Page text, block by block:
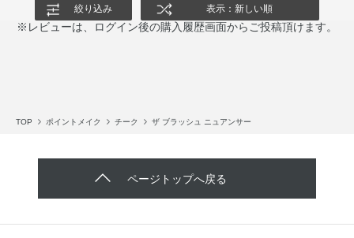
絞り込み 表示：新しい順
※レビューは、ログイン後の購入履歴画面からご投稿頂けます。
TOP ポイントメイク チーク ザ ブラッシュ ニュアンサー
ページトップへ戻る